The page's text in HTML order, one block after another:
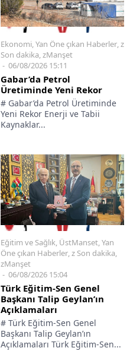
Ekonomi,Yan Öne çıkan Haberler,z
Son dakika,zManşet
06/08/2026 15:11
Gabar’da Petrol
Üretiminde Yeni Rekor
# Gabar’da Petrol Üretiminde
Yeni Rekor Enerji ve Tabii
Kaynaklar...
Eğitim ve Sağlık, ÜstManset,Yan
Öne çıkan Haberler,z Son dakika,
zManşet
06/08/2026 15:04
Türk Eğitim-Sen Genel
Başkanı Talip Geylan’ın
Açıklamaları
# Türk Eğitim-Sen Genel
Başkanı Talip Geylan’ın
Açıklamaları Türk Eğitim-Sen...